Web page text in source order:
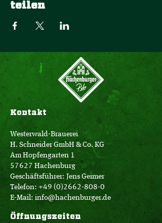
teilen
Kontakt
Westerwald-Brauerei
H. Schneider GmbH & Co. KG
Am Hopfengarten 1
57627 Hachenburg
Geschäftsführer: Jens Geimer
Telefon: +49 (0)2662-808-0
E-Mail: info@hachenburger.de
Öffnungszeiten